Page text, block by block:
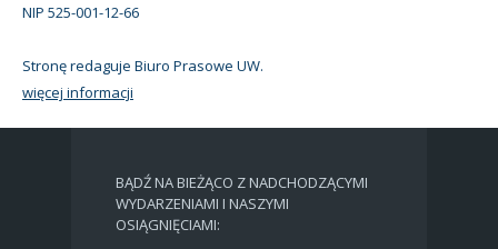
NIP 525-001-12-66
Stronę redaguje Biuro Prasowe UW.
więcej informacji
BĄDŹ NA BIEŻĄCO Z NADCHODZĄCYMI
WYDARZENIAMI I NASZYMI
OSIĄGNIĘCIAMI: